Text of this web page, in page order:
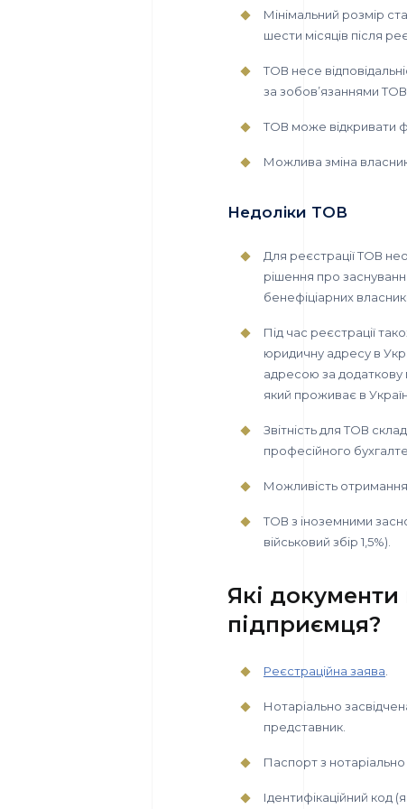
Мінімальний розмір
шести місяців після
ТОВ несе
за зобов’язаннями ТОВ.
ТОВ може відкривати
Можлива зміна
Недоліки ТОВ
Для реєстрації ТОВ
рішення про
бенефіціарних
Під час реєстрації
юридичну адресу в
адресою за додаткову
який проживає в
Звітність для ТОВ
професійного
Можливість отримання
ТОВ з іноземними
військовий збір 1,5%).
Які документи
підприємця?
Реєстраційна заява
Нотаріально
представник.
Паспорт з
Ідентифікаційний код